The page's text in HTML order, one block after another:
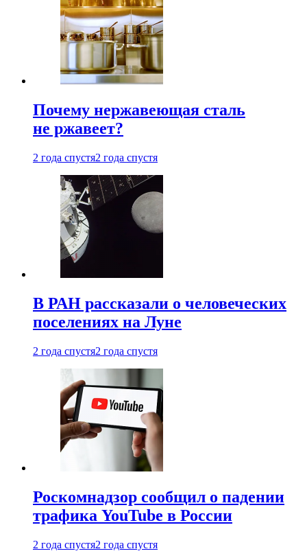
Почему нержавеющая сталь
не ржавеет?
2 года спустя2 года спустя
В РАН рассказали о человеческих
поселениях на Луне
2 года спустя2 года спустя
Роскомнадзор сообщил о падении
трафика YouTube в России
2 года спустя2 года спустя